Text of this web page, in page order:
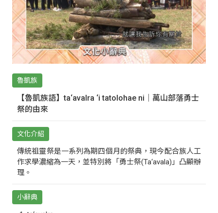
魯凱族
【魯凱族語】ta‘avalra ‘i tatolohae ni｜萬山部落勇士
祭的由來
文化介紹
傳統祖靈祭是一系列為期四個月的祭典，現今配合族人工
作求學濃縮為一天，並特別將「勇士祭(Ta‘avala)」凸顯辦
理。
小辭典